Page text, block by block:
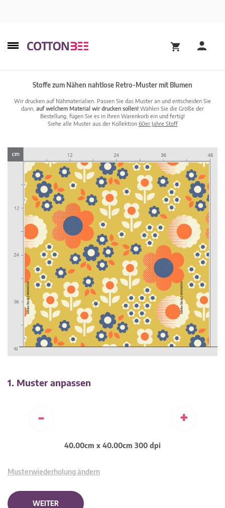
Stoffe zum Nähen nahtlose Retro-Muster mit Blumen
Wir drucken auf Nähmaterialien. Passen Sie das Muster an und entscheiden Sie
dann, auf welchem Material wir drucken sollen! Wählen Sie die Größe der
Bestellung, fügen Sie es in Ihren Warenkorb ein und fertig!
Siehe alle Muster aus der Kollektion 60er Jahre Stoff
1. Muster anpassen
- +
40.00cm x 40.00cm 300 dpi
Musterwiederholung ändern
WEITER